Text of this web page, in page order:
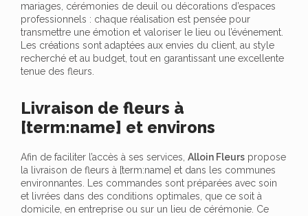
mariages, cérémonies de deuil ou décorations d’espaces
professionnels : chaque réalisation est pensée pour
transmettre une émotion et valoriser le lieu ou l’événement.
Les créations sont adaptées aux envies du client, au style
recherché et au budget, tout en garantissant une excellente
tenue des fleurs.
Livraison de fleurs à
[term:name] et environs
Afin de faciliter l’accès à ses services, Alloin Fleurs propose
la livraison de fleurs à [term:name] et dans les communes
environnantes. Les commandes sont préparées avec soin
et livrées dans des conditions optimales, que ce soit à
domicile, en entreprise ou sur un lieu de cérémonie. Ce